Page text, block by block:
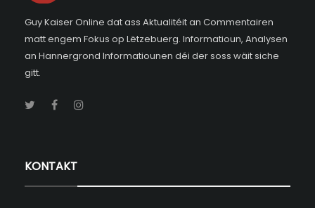
Guy Kaiser Online dat ass Aktualitéit an Commentairen
matt engem Fokus op Lëtzebuerg. Informatioun, Analysen
an Hannergrond Informatiounen déi der soss wäit siche
gitt.
KONTAKT